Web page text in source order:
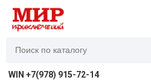
WIN +7(978) 915-72-14